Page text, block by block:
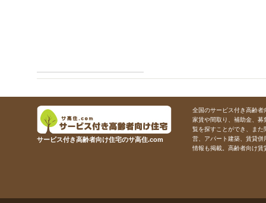
サービス付き高齢者向け住宅のサ高住.com
全国のサービス付き高齢
家賃や間取り、補助金、
覧を探すことができ、ま
営、アパート建築、賃貸
情報も掲載。高齢者向け